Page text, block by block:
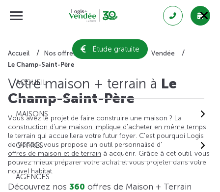
Étude gratuite
ACCUEIL
MAISONS
OFFRES
AGENCES
Accueil Nos offres de maison + terrain
Vendée
Le Champ-Saint-Père
Votre maison + terrain à Le
Champ-Saint-Père
Vous avez le projet de faire construire une maison ? La
construction d'une maison implique d'acheter en même temps
le terrain qui accueillera votre futur foyer. C'est pourquoi Logis
de Vendée vous propose un outil personnalisé d'
offres de maison et de terrain à acquérir. Grâce à cet outil, vous
pouvez mieux préparer votre achat et vous projeter dans votre
nouvel habitat.
Découvrez nos 360 offres de Maison + Terrain